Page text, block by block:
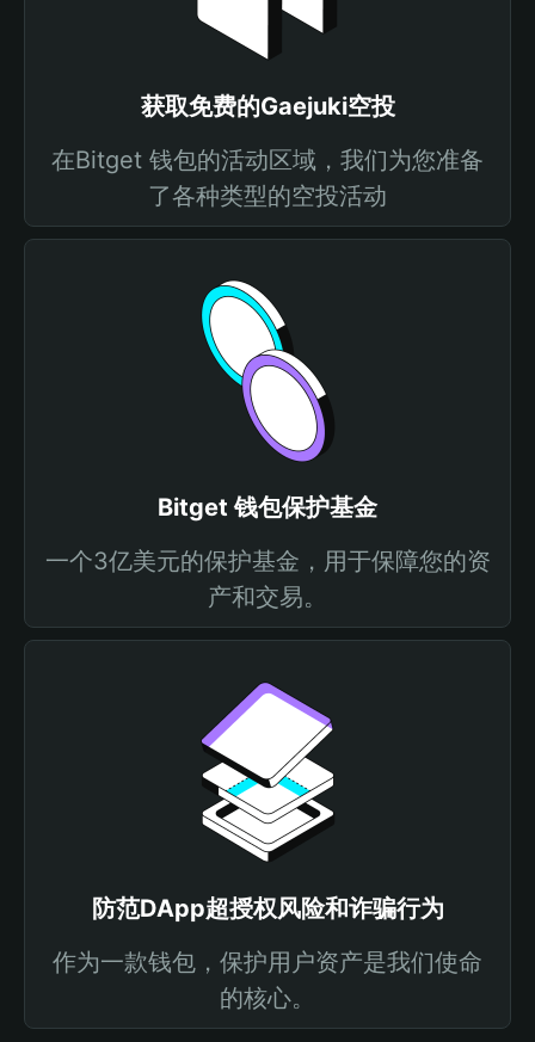
获取免费的Gaejuki空投
在Bitget 钱包的活动区域，我们为您准备
了各种类型的空投活动
Bitget 钱包保护基金
一个3亿美元的保护基金，用于保障您的资
产和交易。
防范DApp超授权风险和诈骗行为
作为一款钱包，保护用户资产是我们使命
的核心。